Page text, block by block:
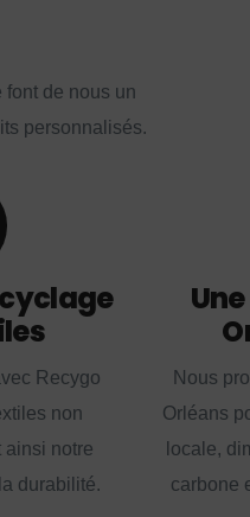
de nous un
personnalisés.
Recygo
non
ainsi notre
durabilité.
Nous
Orléans
locale,
carbone